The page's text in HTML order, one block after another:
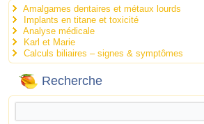
Amalgames dentaires et métaux lourds
Implants en titane et toxicité
Analyse médicale
Karl et Marie
Calculs biliaires – signes & symptômes
Recherche